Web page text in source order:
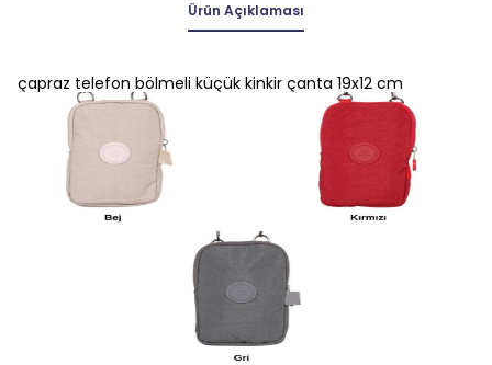
Ürün Açıklaması
çapraz telefon bölmeli küçük kinkir çanta 19x12 cm